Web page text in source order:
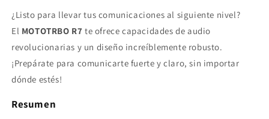
FKP
con
y
teclado
El
de
FKP
con
y
teclado
¿Listo para llevar tus comunicaciones al siguiente nivel?
El MOTOTRBO R7 te ofrece capacidades de audio
revolucionarias y un diseño increíblemente robusto.
¡Prepárate para comunicarte fuerte y claro, sin importar
dónde estés!
Resumen